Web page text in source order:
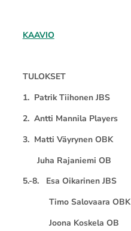
KAAVIO
TULOKSET
1. Patrik Tiihonen JBS
2. Antti Mannila Players
3. Matti Väyrynen OBK
Juha Rajaniemi OB
5.-8. Esa Oikarinen JBS
Timo Salovaara OBK
Joona Koskela OB